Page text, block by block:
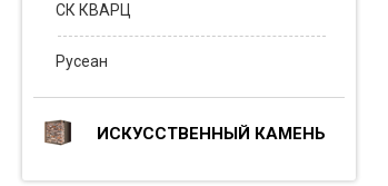
СК КВАРЦ
Русеан
ИСКУССТВЕННЫЙ КАМЕНЬ